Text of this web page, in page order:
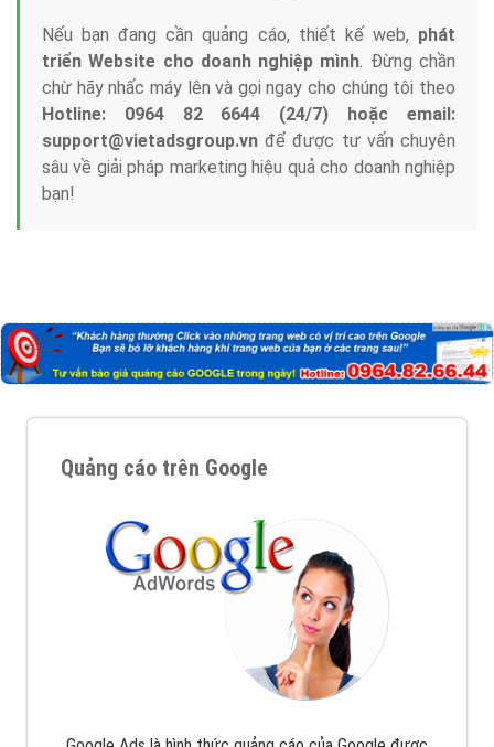
Nếu bạn đang cần quảng cáo, thiết kế web, phát
triển Website cho doanh nghiệp mình. Đừng chần
chừ hãy nhấc máy lên và gọi ngay cho chúng tôi theo
Hotline: 0964 82 6644 (24/7) hoặc email:
support@vietadsgroup.vn để được tư vấn chuyên
sâu về giải pháp marketing hiệu quả cho doanh nghiệp
bạn!
Quảng cáo trên Google